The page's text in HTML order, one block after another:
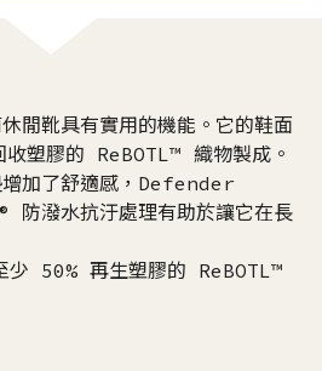
靴具有實用的機能。它的鞋面
塑膠的 ReBOTL™ 織物製成。
加了舒適感，Defender
潑水抗汙處理有助於讓它在長
少 50% 再生塑膠的 ReBOTL™